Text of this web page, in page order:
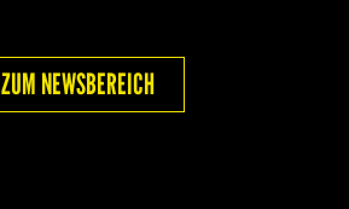
ZUM NEWSBEREICH